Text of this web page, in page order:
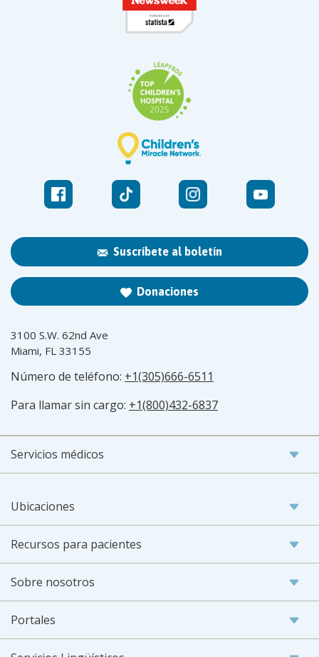
Suscríbete al boletín
Donaciones
3100 S.W. 62nd Ave
Miami, FL 33155
Número de teléfono: +1(305)666-6511
Para llamar sin cargo: +1(800)432-6837
Servicios médicos
Ubicaciones
Recursos para pacientes
Sobre nosotros
Portales